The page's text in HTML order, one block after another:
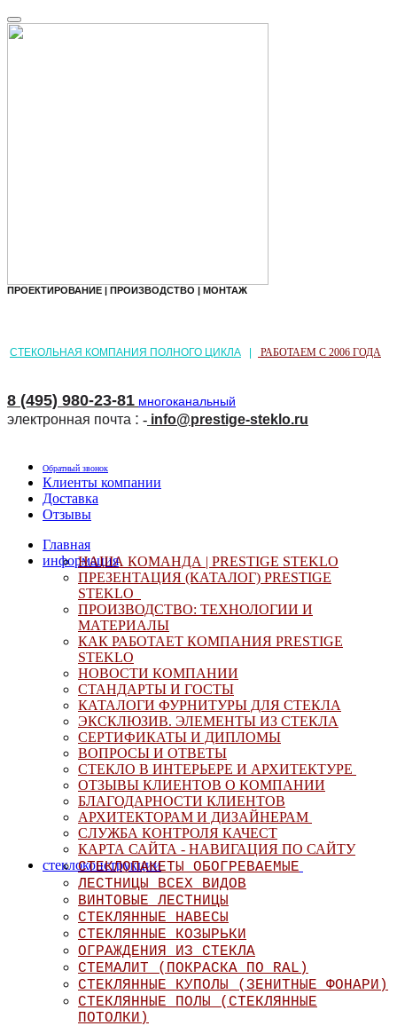
ПРОЕКТИРОВАНИЕ | ПРОИЗВОДСТВО | МОНТАЖ
СТЕКОЛЬНАЯ КОМПАНИЯ ПОЛНОГО ЦИКЛА РАБОТАЕМ С 2006 ГОДА
8 (495) 980-23-81 многоканальный
электронная почта : - info@prestige-steklo.ru
Обратный звонок
Клиенты компании
Доставка
Отзывы
Главная
информация
НАША КОМАНДА | PRESTIGE STEKLO
ПРЕЗЕНТАЦИЯ (КАТАЛОГ) PRESTIGE
STEKLO
ПРОИЗВОДСТВО: ТЕХНОЛОГИИ И
МАТЕРИАЛЫ
КАК РАБОТАЕТ КОМПАНИЯ PRESTIGE
STEKLO
НОВОСТИ КОМПАНИИ
СТАНДАРТЫ И ГОСТЫ
КАТАЛОГИ ФУРНИТУРЫ ДЛЯ СТЕКЛА
ЭКСКЛЮЗИВ. ЭЛЕМЕНТЫ ИЗ СТЕКЛА
СЕРТИФИКАТЫ И ДИПЛОМЫ
ВОПРОСЫ И ОТВЕТЫ
СТЕКЛО В ИНТЕРЬЕРЕ И АРХИТЕКТУРЕ
ОТЗЫВЫ КЛИЕНТОВ О КОМПАНИИ
БЛАГОДАРНОСТИ КЛИЕНТОВ
АРХИТЕКТОРАМ И ДИЗАЙНЕРАМ
СЛУЖБА КОНТРОЛЯ КАЧЕСТ
КАРТА САЙТА - НАВИГАЦИЯ ПО САЙТУ
стеклоконструкции
СТЕКЛОПАКЕТЫ ОБОГРЕВАЕМЫЕ
ЛЕСТНИЦЫ ВСЕХ ВИДОВ
ВИНТОВЫЕ ЛЕСТНИЦЫ
СТЕКЛЯННЫЕ НАВЕСЫ
СТЕКЛЯННЫЕ КОЗЫРЬКИ
ОГРАЖДЕНИЯ ИЗ СТЕКЛА
СТЕМАЛИТ (ПОКРАСКА ПО RAL)
СТЕКЛЯННЫЕ КУПОЛЫ (ЗЕНИТНЫЕ ФОНАРИ)
СТЕКЛЯННЫЕ ПОЛЫ (СТЕКЛЯННЫЕ
ПОТОЛКИ)